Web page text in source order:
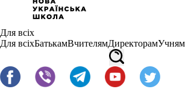
Для всіх
Для всіхБатькамВчителямДиректорамУчням